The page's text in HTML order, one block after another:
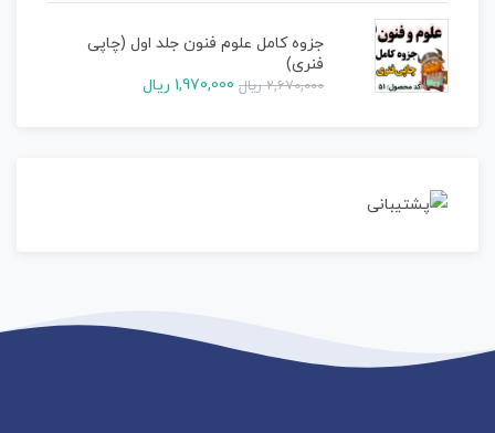
جزوه کامل علوم فنون جلد اول (چاپی
فنری)
2,670,000 ریال 1,970,000 ریال